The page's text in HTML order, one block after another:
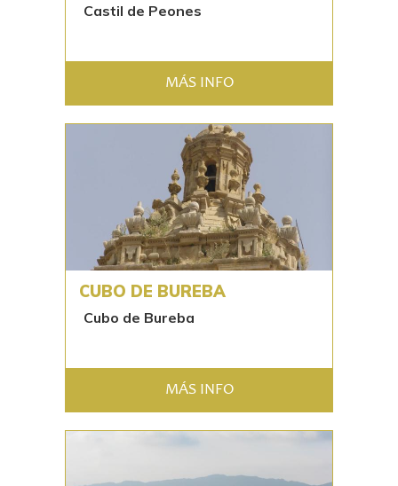
Castil de Peones
MÁS INFO
CUBO DE BUREBA
Cubo de Bureba
MÁS INFO